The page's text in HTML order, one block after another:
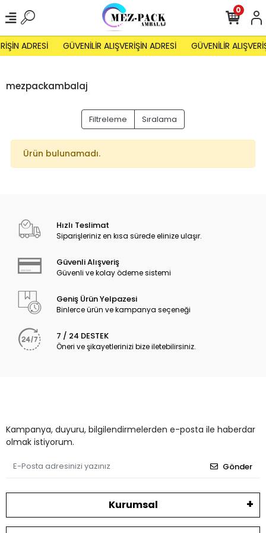
ADRESİ GÜVENİLİR ALIŞVERİŞİN ADRESİ GÜVENİLİR
0
mezpackambalaj
Filtreleme Sıralama
Ürün bulunamadı.
Hızlı Teslimat
Siparişleriniz en kısa sürede elinize ulaşır.
Güvenli Alışveriş
Güvenli ve kolay ödeme sistemi
Geniş Ürün Yelpazesi
Binlerce ürün ve kampanya seçeneği
7 / 24 DESTEK
Öneri ve şikayetlerinizi bize iletebilirsiniz.
Kampanya, duyuru, bilgilendirmelerden e-posta ile haberdar
olmak istiyorum.
Gönder
Kurumsal